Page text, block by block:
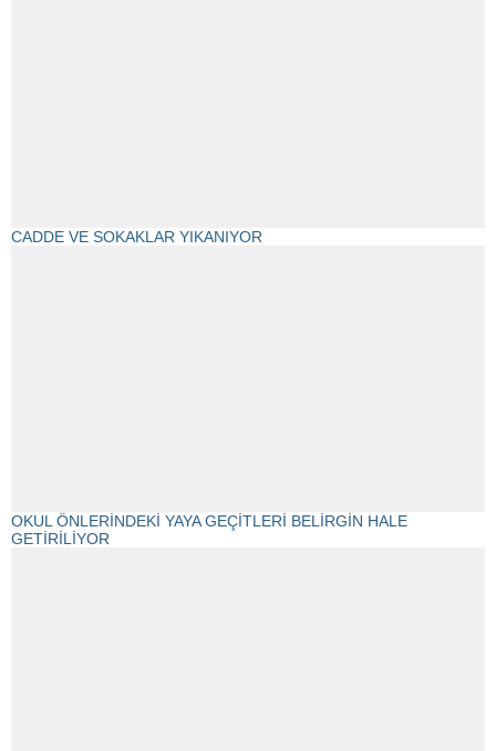
CADDE VE SOKAKLAR YIKANIYOR
OKUL ÖNLERİNDEKİ YAYA GEÇİTLERİ BELİRGİN HALE
GETİRİLİYOR